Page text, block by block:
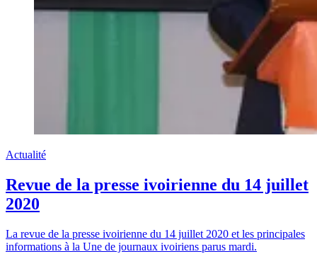
Actualité
Revue de la presse ivoirienne du 14 juillet
2020
La revue de la presse ivoirienne du 14 juillet 2020 et les principales
informations à la Une de journaux ivoiriens parus mardi.